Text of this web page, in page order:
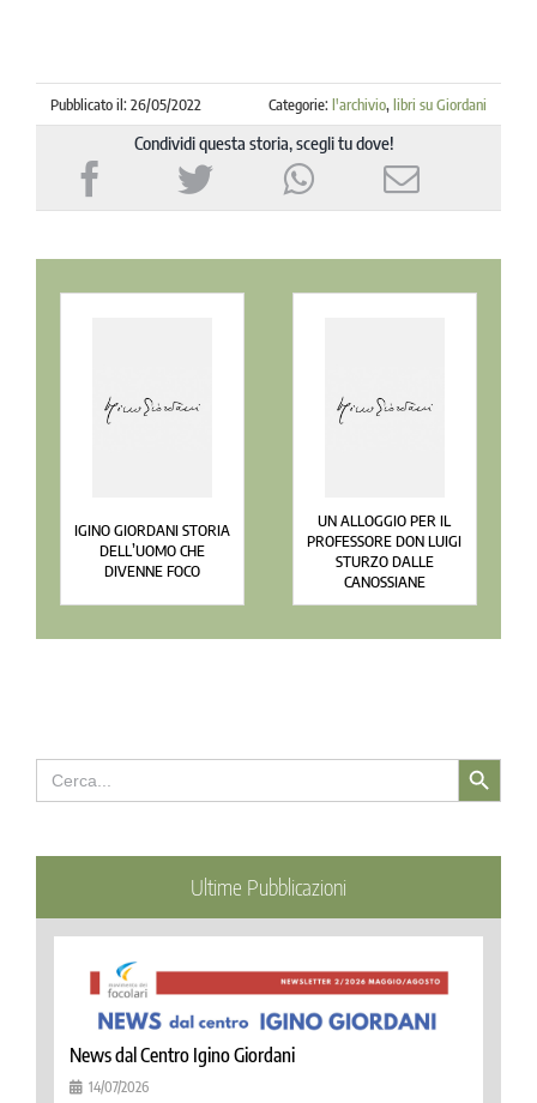
Pubblicato il: 26/05/2022 Categorie:l'archivio,libri su Giordani
Condividi questa storia, scegli tu dove!
IGINO GIORDANI STORIA
DELL’UOMO CHE
DIVENNE FOCO
UN ALLOGGIO PER IL
PROFESSORE DON LUIGI
STURZO DALLE
CANOSSIANE
Search
for:
Search Button
Ultime Pubblicazioni
News dal Centro Igino Giordani
14/07/2026